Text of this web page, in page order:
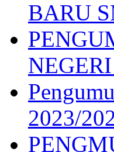
BARU
2023/